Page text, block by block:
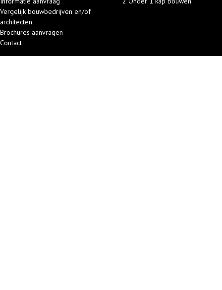
Vergelijk bouwbedrijven en/of
architecten
Brochures aanvragen
Contact